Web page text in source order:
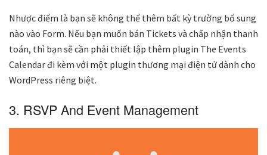
Nhược điểm là bạn sẽ không thể thêm bất kỳ trường bổ sung
nào vào Form. Nếu bạn muốn bán Tickets và chấp nhận thanh
toán, thì bạn sẽ cần phải thiết lập thêm plugin The Events
Calendar đi kèm với một plugin thương mại điện tử dành cho
WordPress riêng biệt.
3. RSVP And Event Management